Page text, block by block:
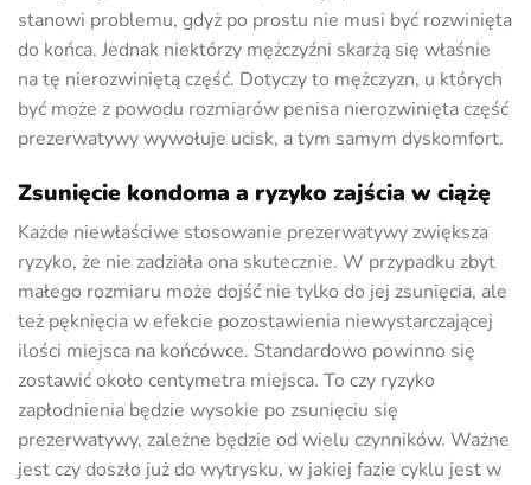
stanowi problemu, gdyż po prostu nie musi być rozwinięta
do końca. Jednak niektórzy mężczyźni skarżą się właśnie
na tę nierozwiniętą część. Dotyczy to mężczyzn, u których
być może z powodu rozmiarów penisa nierozwinięta część
prezerwatywy wywołuje ucisk, a tym samym dyskomfort.
Zsunięcie kondoma a ryzyko zajścia w ciążę
Każde niewłaściwe stosowanie prezerwatywy zwiększa
ryzyko, że nie zadziała ona skutecznie. W przypadku zbyt
małego rozmiaru może dojść nie tylko do jej zsunięcia, ale
też pęknięcia w efekcie pozostawienia niewystarczającej
ilości miejsca na końcówce. Standardowo powinno się
zostawić około centymetra miejsca. To czy ryzyko
zapłodnienia będzie wysokie po zsunięciu się
prezerwatywy, zależne będzie od wielu czynników. Ważne
jest czy doszło już do wytrysku, w jakiej fazie cyklu jest w